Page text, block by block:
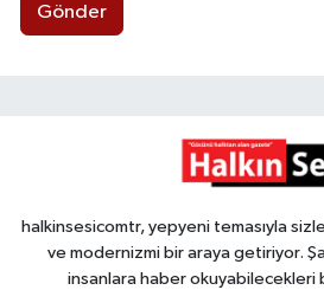
Gönder
halkinsesicomtr, yepyeni temasıyla
ve modernizmi bir araya getiriyor.
insanlara haber okuyabilecekleri